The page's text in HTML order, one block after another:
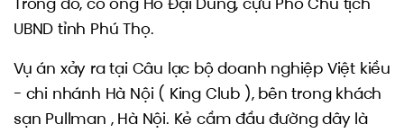
UBND tỉnh Phú Thọ.
Vụ án xảy ra tại Câu lạc bộ doanh nghiệp Việt kiều
- chi nhánh Hà Nội ( King Club ), bên trong khách
sạn Pullman , Hà Nội. Kẻ cầm đầu đường dây là